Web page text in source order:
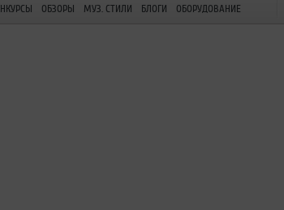
ОБЗОРЫ МУЗ. СТИЛИ БЛОГИ ОБОРУДОВАНИЕ